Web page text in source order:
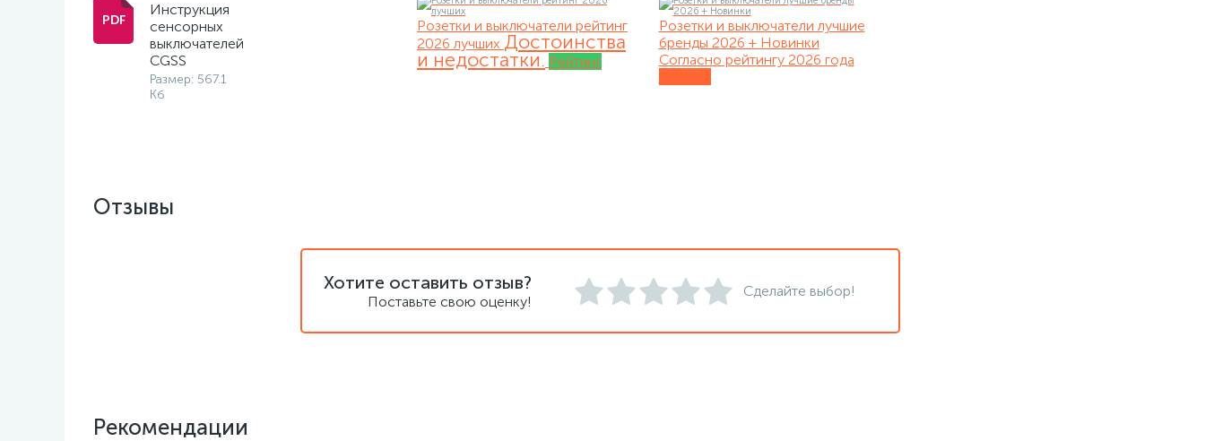
Инструкция
сенсорных
выключателей
CGSS
Размер: 567.1
Кб
Розетки и выключатели рейтинг
2026 лучших Достоинства
и недостатки. Рейтинг
Розетки и выключатели лучшие
бренды 2026 + Новинки
Согласно рейтингу 2026 года
Отзывы
Хотите оставить отзыв?
Поставьте свою оценку!
Сделайте выбор!
Рекомендации